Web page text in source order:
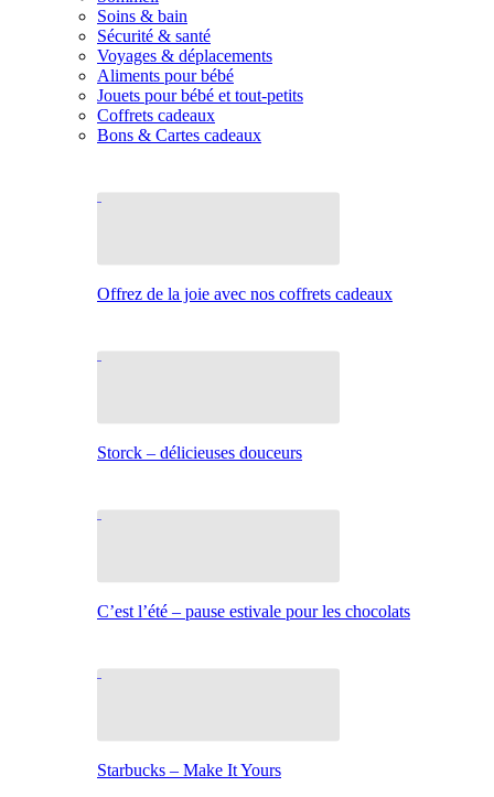
Soins & bain
Sécurité & santé
Voyages & déplacements
Aliments pour bébé
Jouets pour bébé et tout-petits
Coffrets cadeaux
Bons & Cartes cadeaux
Offrez de la joie avec nos coffrets cadeaux
Storck – délicieuses douceurs
C’est l’été – pause estivale pour les chocolats
Starbucks – Make It Yours